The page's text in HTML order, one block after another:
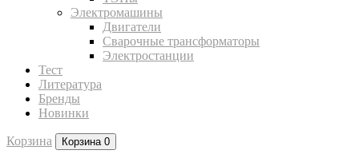
Электромашины
Двигатели
Сварочные трансформаторы
Электростанции
Тест
Литература
Бренды
Новинки
Корзина Корзина 0